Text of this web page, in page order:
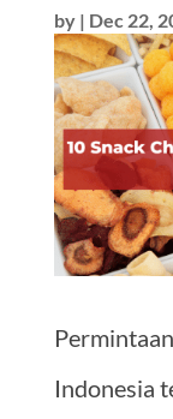
by | Dec 22,
Permintaan
Indonesia